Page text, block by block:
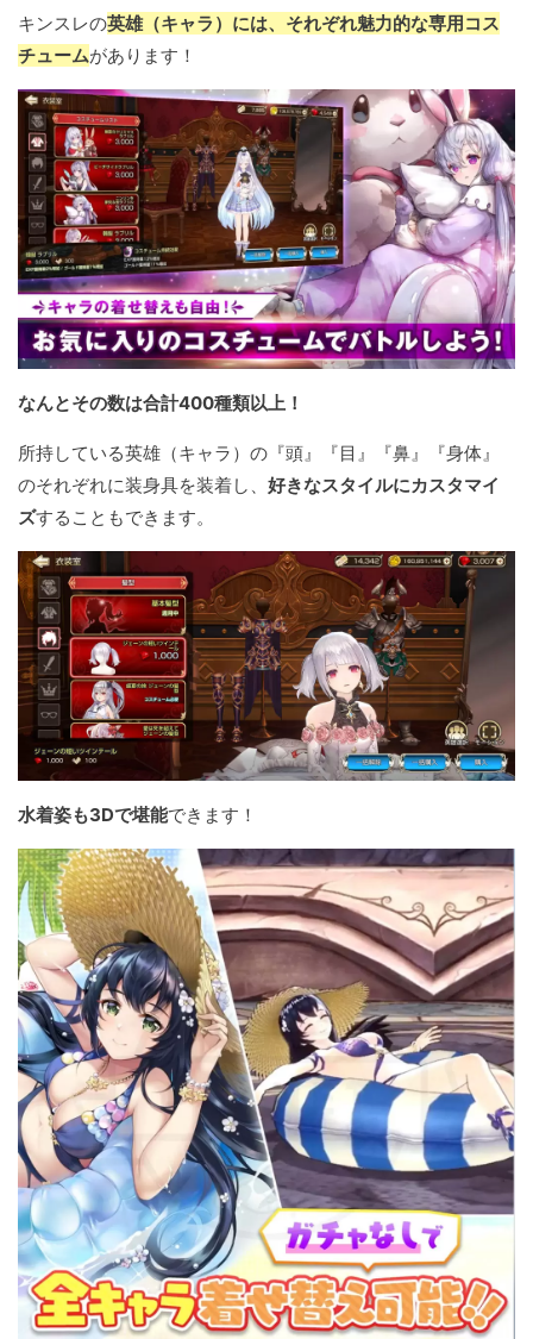
キンスレの英雄（キャラ）には、それぞれ魅力的な専用コス
チュームがあります！
なんとその数は合計400種類以上！
所持している英雄（キャラ）の『頭』『目』『鼻』『身体』
のそれぞれに装身具を装着し、 好きなスタイルにカスタマイ
ズすることもできます。
水着姿も3Dで堪能できます！